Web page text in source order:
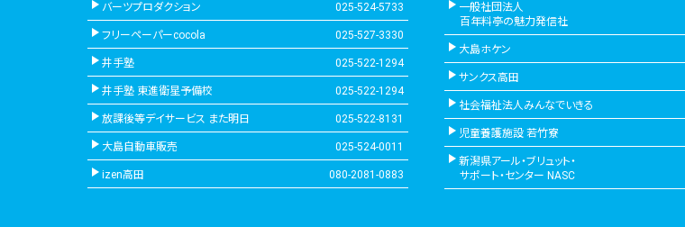
バーツプロダクション 025-524-5733
フリーペーパーcocola 025-527-3330
井手塾 025-522-1294
井手塾 東進衛星予備校 025-522-1294
放課後等デイサービス また明日 025-522-8131
大島自動車販売 025-524-0011
izen高田 080-2081-0883
一般社団法人
百年料亭の魅力発信社
大島ホケン
サンクス高田
社会福祉法人みんなでいきる
児童養護施設 若竹寮
新潟県アール・ブリュット・
サポート・センター NASC